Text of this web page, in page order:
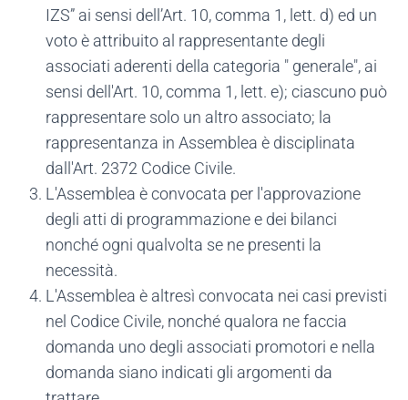
IZS” ai sensi dell’Art. 10, comma 1, lett. d) ed un
voto è attribuito al rappresentante degli
associati aderenti della categoria " generale", ai
sensi dell'Art. 10, comma 1, lett. e); ciascuno può
rappresentare solo un altro associato; la
rappresentanza in Assemblea è disciplinata
dall'Art. 2372 Codice Civile.
L'Assemblea è convocata per l'approvazione
degli atti di programmazione e dei bilanci
nonché ogni qualvolta se ne presenti la
necessità.
L'Assemblea è altresì convocata nei casi previsti
nel Codice Civile, nonché qualora ne faccia
domanda uno degli associati promotori e nella
domanda siano indicati gli argomenti da